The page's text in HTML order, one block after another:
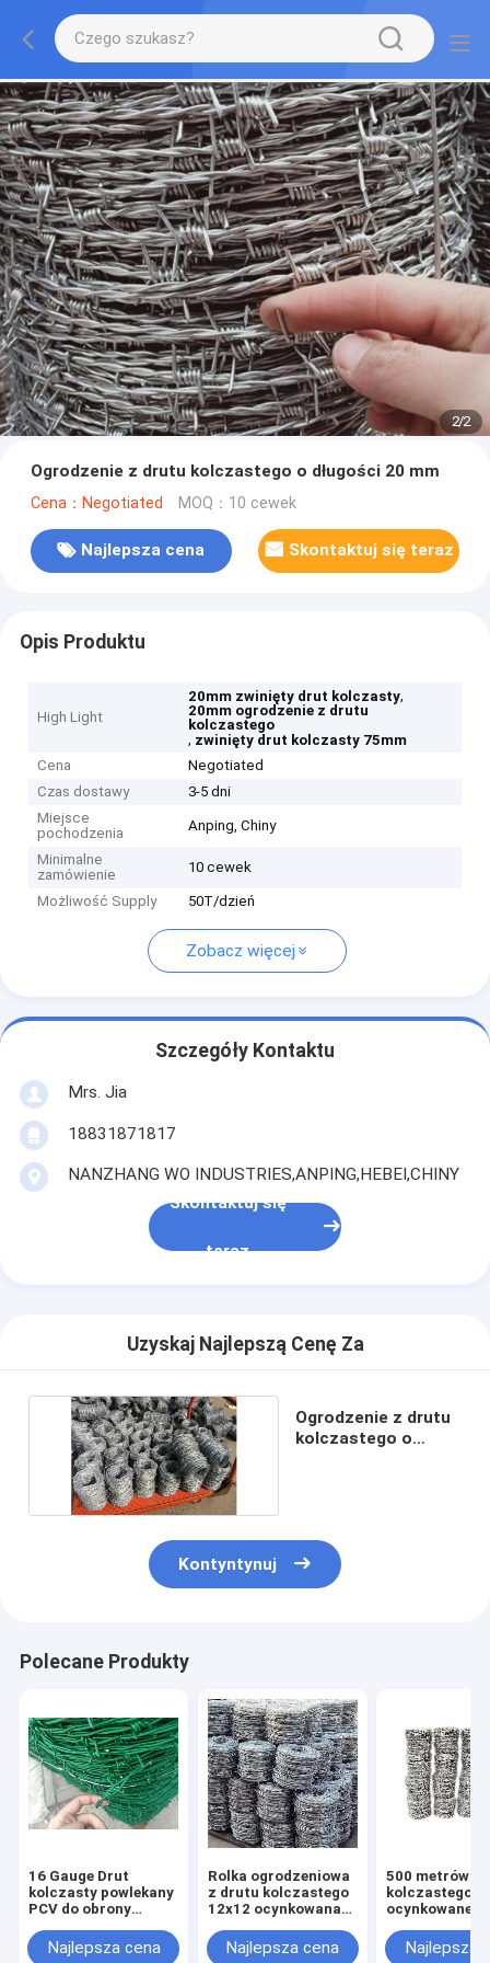
2/2
Ogrodzenie z drutu kolczastego o długości 20 mm
Cena：Negotiated MOQ：10 cewek
Najlepsza cena Skontaktuj się teraz
Opis Produktu
High Light
20mm zwinięty drut kolczasty,
20mm ogrodzenie z drutu
kolczastego
, zwinięty drut kolczasty 75mm
Cena
Negotiated
Czas dostawy
3-5 dni
Miejsce
pochodzenia
Anping, Chiny
Minimalne
zamówienie
10 cewek
Możliwość Supply 50T/dzień
Zobacz więcej
Szczegóły Kontaktu
Mrs. Jia
18831871817
NANZHANG WO INDUSTRIES,ANPING,HEBEI,CHINY
Skontaktuj się
teraz
Uzyskaj Najlepszą Cenę Za
Ogrodzenie z drutu
kolczastego o
Kontyntynuj
Polecane Produkty
16 Gauge Drut
kolczasty powlekany
PCV do obrony
Najlepsza cena
Rolka ogrodzeniowa
z drutu kolczastego
12x12 ocynkowana
lub podwórka
Najlepsza cena
500 metrów
kolczastego
ocynkowanego
Najlepsza